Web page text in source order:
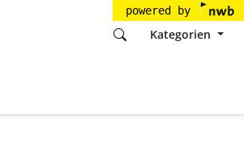
powered by
Kategorien